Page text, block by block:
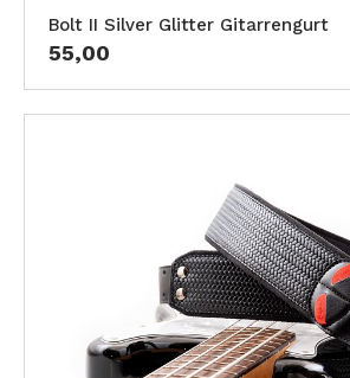
Bolt II Silver Glitter Gitarrengurt
55,00